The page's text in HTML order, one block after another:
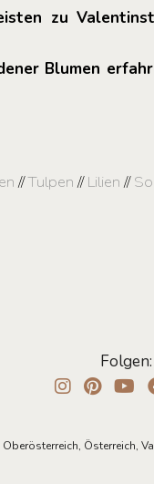
zu
Blumen
//Tulpen//Lilien//
Folgen:
Oberösterreich, Österreich,